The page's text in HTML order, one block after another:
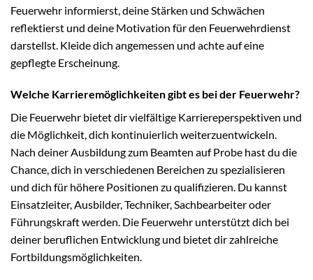
Feuerwehr informierst, deine Stärken und Schwächen
reflektierst und deine Motivation für den Feuerwehrdienst
darstellst. Kleide dich angemessen und achte auf eine
gepflegte Erscheinung.
Welche Karrieremöglichkeiten gibt es bei der Feuerwehr?
Die Feuerwehr bietet dir vielfältige Karriereperspektiven und
die Möglichkeit, dich kontinuierlich weiterzuentwickeln.
Nach deiner Ausbildung zum Beamten auf Probe hast du die
Chance, dich in verschiedenen Bereichen zu spezialisieren
und dich für höhere Positionen zu qualifizieren. Du kannst
Einsatzleiter, Ausbilder, Techniker, Sachbearbeiter oder
Führungskraft werden. Die Feuerwehr unterstützt dich bei
deiner beruflichen Entwicklung und bietet dir zahlreiche
Fortbildungsmöglichkeiten.